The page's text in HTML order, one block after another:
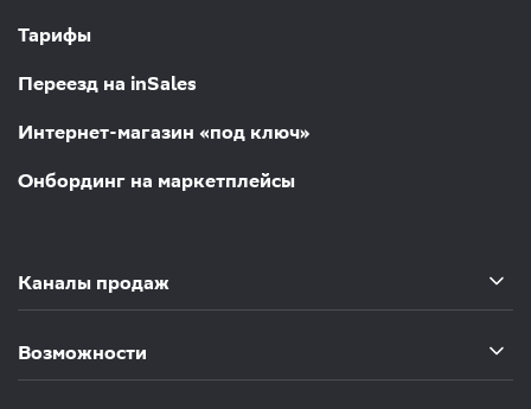
Тарифы
Переезд на inSales
Интернет-магазин «под ключ»
Онбординг на маркетплейсы
Каналы продаж
Возможности